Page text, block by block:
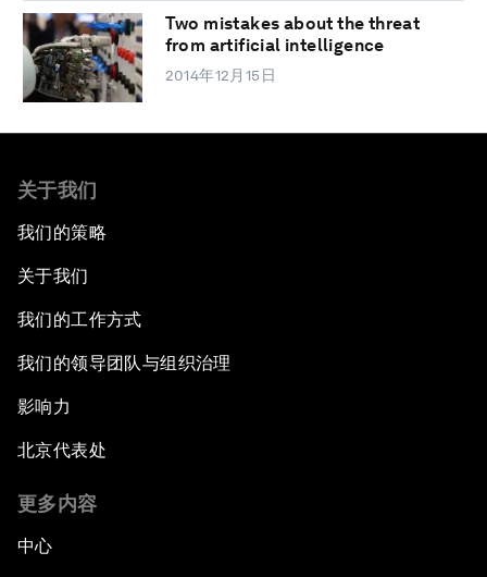
Two mistakes about the threat
from artificial intelligence
2014年12月15日
关于我们
我们的策略
关于我们
我们的工作方式
我们的领导团队与组织治理
影响力
北京代表处
更多内容
中心